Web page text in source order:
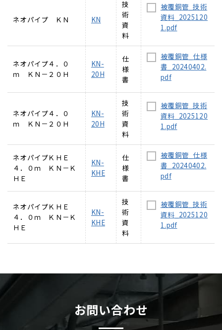
ネオパイプ ＫＮ KN
技
術
資
料
被覆銅管_技術
資料_2025120
1.pdf
ネオパイプ４．０
ｍ ＫＮ－２０Ｈ
KN-
20H
仕
様
書
被覆銅管_仕様
書_20240402.
pdf
ネオパイプ４．０
ｍ ＫＮ－２０Ｈ
KN-
20H
技
術
資
料
被覆銅管_技術
資料_2025120
1.pdf
ネオパイプＫＨＥ
４．０ｍ ＫＮ－Ｋ
ＨＥ
KN-
KHE
仕
様
書
被覆銅管_仕様
書_20240402.
pdf
ネオパイプＫＨＥ
４．０ｍ ＫＮ－Ｋ
ＨＥ
KN-
KHE
技
術
資
料
被覆銅管_技術
資料_2025120
1.pdf
お問い合わせ